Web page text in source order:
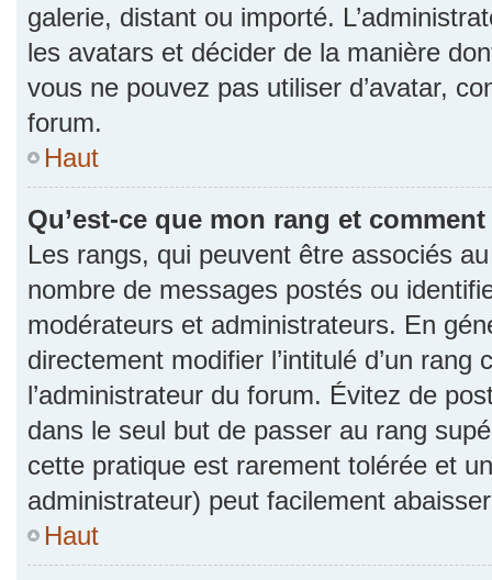
galerie, distant ou importé.
les avatars et décider de la manière
vous ne pouvez pas utiliser d’avatar,
forum.
Haut
Qu’est-ce que mon rang et
Les rangs, qui peuvent être associés
nombre de messages postés ou
modérateurs et administrateurs. En
directement modifier l’intitulé d’un
l’administrateur du forum. Évitez de
dans le seul but de passer au rang
cette pratique est rarement tolérée et
administrateur) peut facilement
Haut